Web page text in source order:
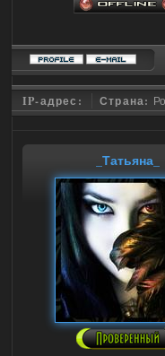
IP-адрес: Страна:
_Татьяна_